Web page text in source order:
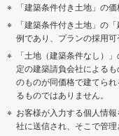
「建築条件付き土地」の
「建築条件付き土地」の
例であり、プランの採用可
「土地（建築条件なし）
定の建築請負会社による
のものが同価格で建てら
るものではありません。
お客様が入力する個人情
社に送信され、そこで管理